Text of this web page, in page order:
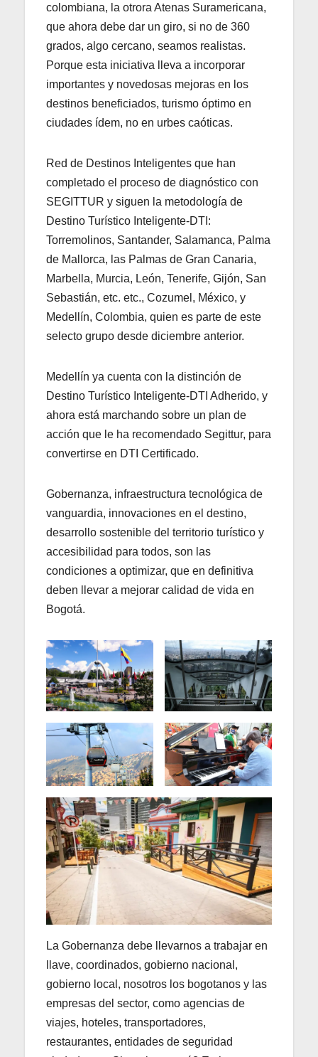
colombiana, la otrora Atenas Suramericana,
que ahora debe dar un giro, si no de 360
grados, algo cercano, seamos realistas.
Porque esta iniciativa lleva a incorporar
importantes y novedosas mejoras en los
destinos beneficiados, turismo óptimo en
ciudades ídem, no en urbes caóticas.
Red de Destinos Inteligentes que han
completado el proceso de diagnóstico con
SEGITTUR y siguen la metodología de
Destino Turístico Inteligente-DTI:
Torremolinos, Santander, Salamanca, Palma
de Mallorca, las Palmas de Gran Canaria,
Marbella, Murcia, León, Tenerife, Gijón, San
Sebastián, etc. etc., Cozumel, México, y
Medellín, Colombia, quien es parte de este
selecto grupo desde diciembre anterior.
Medellín ya cuenta con la distinción de
Destino Turístico Inteligente-DTI Adherido, y
ahora está marchando sobre un plan de
acción que le ha recomendado Segittur, para
convertirse en DTI Certificado.
Gobernanza, infraestructura tecnológica de
vanguardia, innovaciones en el destino,
desarrollo sostenible del territorio turístico y
accesibilidad para todos, son las
condiciones a optimizar, que en definitiva
deben llevar a mejorar calidad de vida en
Bogotá.
La Gobernanza debe llevarnos a trabajar en
llave, coordinados, gobierno nacional,
gobierno local, nosotros los bogotanos y las
empresas del sector, como agencias de
viajes, hoteles, transportadores,
restaurantes, entidades de seguridad